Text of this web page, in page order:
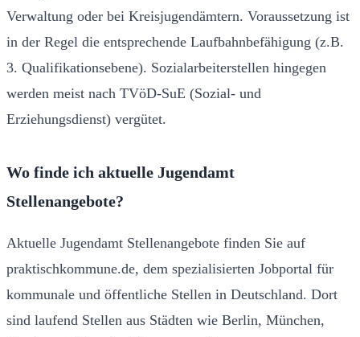
Verwaltung oder bei Kreisjugendämtern. Voraussetzung ist
in der Regel die entsprechende Laufbahnbefähigung (z.B.
3. Qualifikationsebene). Sozialarbeiterstellen hingegen
werden meist nach TVöD-SuE (Sozial- und
Erziehungsdienst) vergütet.
Wo finde ich aktuelle Jugendamt
Stellenangebote?
Aktuelle Jugendamt Stellenangebote finden Sie auf
praktischkommune.de, dem spezialisierten Jobportal für
kommunale und öffentliche Stellen in Deutschland. Dort
sind laufend Stellen aus Städten wie Berlin, München,